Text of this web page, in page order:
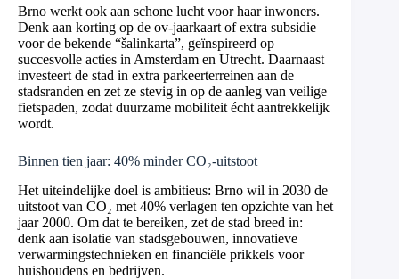
Brno werkt ook aan schone lucht voor haar inwoners.
Denk aan korting op de ov-jaarkaart of extra subsidie
voor de bekende “šalinkarta”, geïnspireerd op
succesvolle acties in Amsterdam en Utrecht. Daarnaast
investeert de stad in extra parkeerterreinen aan de
stadsranden en zet ze stevig in op de aanleg van veilige
fietspaden, zodat duurzame mobiliteit écht aantrekkelijk
wordt.
Binnen tien jaar: 40% minder CO₂-uitstoot
Het uiteindelijke doel is ambitieus: Brno wil in 2030 de
uitstoot van CO₂ met 40% verlagen ten opzichte van het
jaar 2000. Om dat te bereiken, zet de stad breed in:
denk aan isolatie van stadsgebouwen, innovatieve
verwarmingstechnieken en financiële prikkels voor
huishoudens en bedrijven.